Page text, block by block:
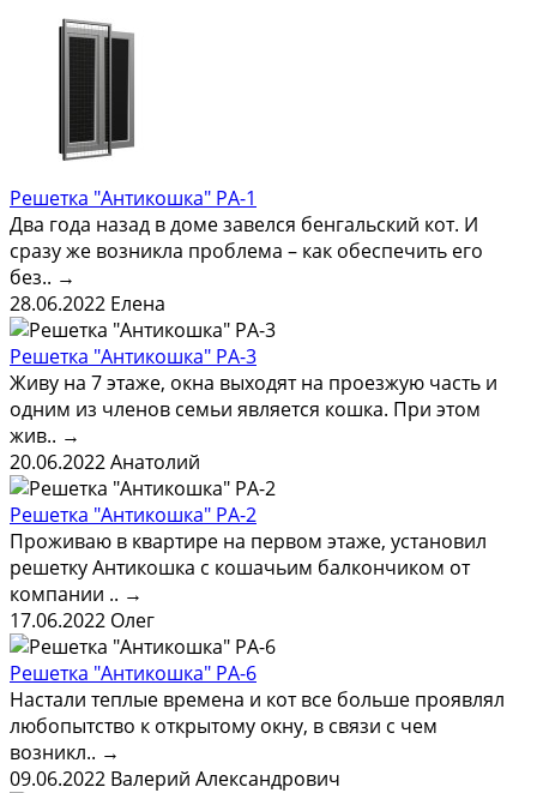
Решетка "Антикошка" РА-1
Два года назад в доме завелся бенгальский кот. И
сразу же возникла проблема – как обеспечить его
без.. →
28.06.2022 Елена
Решетка "Антикошка" РА-3
Живу на 7 этаже, окна выходят на проезжую часть и
одним из членов семьи является кошка. При этом
жив.. →
20.06.2022Анатолий
Решетка "Антикошка" РА-2
Проживаю в квартире на первом этаже, установил
решетку Антикошка с кошачьим балкончиком от
компании .. →
17.06.2022 Олег
Решетка "Антикошка" РА-6
Настали теплые времена и кот все больше проявлял
любопытство к открытому окну, в связи с чем
возникл.. →
09.06.2022 Валерий Александрович